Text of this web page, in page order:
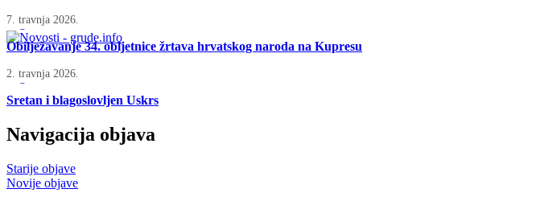
7. travnja 2026.
Obilježavanje 34. obljetnice žrtava hrvatskog naroda na Kupresu
2. travnja 2026.
Sretan i blagoslovljen Uskrs
Navigacija objava
Starije objave
Novije objave